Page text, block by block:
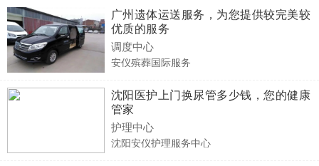
广州遗体运送服务，为您提供较完美较
优质的服务
调度中心
安仪殡葬国际服务
沈阳医护上门换尿管多少钱，您的健康
管家
护理中心
沈阳安仪护理服务中心